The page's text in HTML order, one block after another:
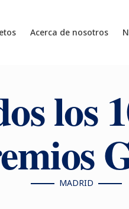
Acerca de nosotros
los
MADRID